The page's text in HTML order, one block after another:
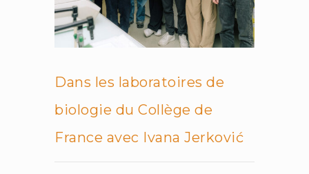
Dans les laboratoires de
biologie du Collège de
France avec Ivana Jerković